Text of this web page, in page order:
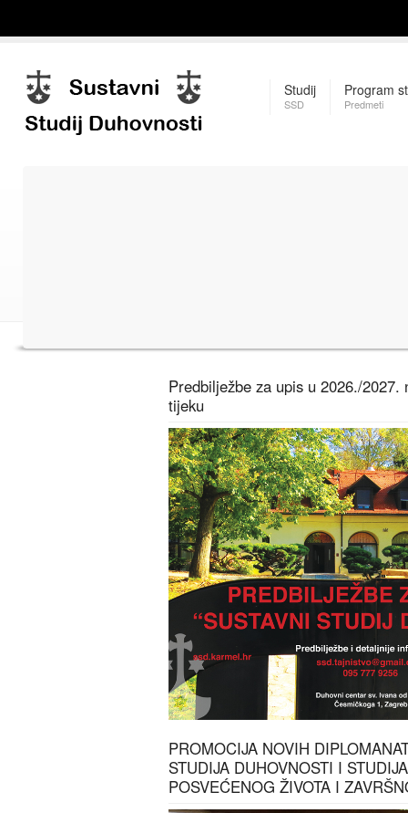
Studij
SSD
Program
Predmeti
Predbilježbe za upis u 2026./2027.
tijeku
PROMOCIJA NOVIH
STUDIJA DUHOVNOSTI I
POSVEĆENOG ŽIVOTA I